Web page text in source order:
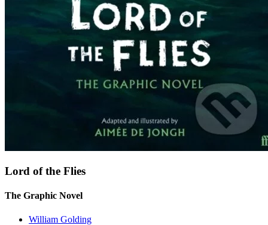
Lord of the Flies
The Graphic Novel
William Golding